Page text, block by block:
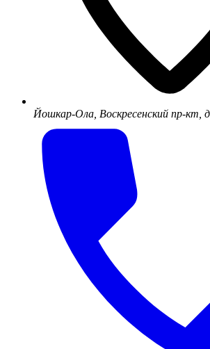
Йошкар-Ола, Воскресенский пр-кт,